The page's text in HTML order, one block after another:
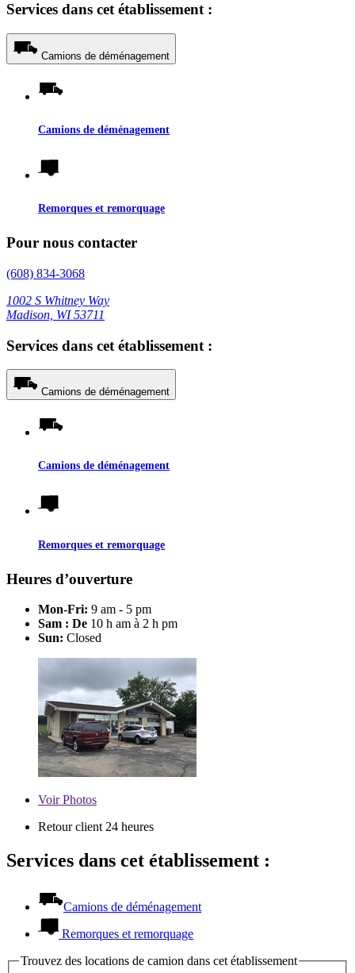
Services dans cet établissement :
Camions de déménagement
Camions de déménagement
Remorques et remorquage
Pour nous contacter
(608) 834-3068
1002 S Whitney Way
Madison, WI 53711
Services dans cet établissement :
Camions de déménagement
Camions de déménagement
Remorques et remorquage
Heures d’ouverture
Mon-Fri: 9 am - 5 pm
Sam : De 10 h am à 2 h pm
Sun: Closed
VoirPhotos
Retour client 24 heures
Services dans cet établissement :
Camions de déménagement
Remorques et remorquage
Trouvez des locations de camion dans cet établissement